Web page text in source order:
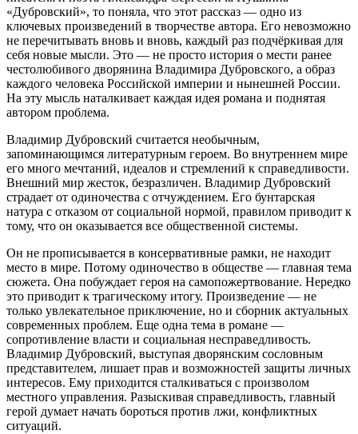
«Дубровский», то поняла, что этот рассказ — одно из
ключевых произведений в творчестве автора. Его невозможно
не перечитывать вновь и вновь, каждый раз подчёркивая для
себя новые мысли. Это — не просто история о мести ранее
честолюбивого дворянина Владимира Дубровского, а образ
каждого человека Российской империи и нынешней России.
На эту мысль наталкивает каждая идея романа и поднятая
автором проблема.
Владимир Дубровский считается необычным,
запоминающимся литературным героем. Во внутреннем мире
его много мечтаний, идеалов и стремлений к справедливости.
Внешний мир жесток, безразличен. Владимир Дубровский
страдает от одиночества с отчуждением. Его бунтарская
натура с отказом от социальной нормой, правилом приводит к
тому, что он оказывается все общественной системы.
Он не прописывается в консервативные рамки, не находит
место в мире. Потому одиночество в обществе — главная тема
сюжета. Она побуждает героя на самопожертвование. Нередко
это приводит к трагическому итогу. Произведение — не
только увлекательное приключение, но и сборник актуальных
современных проблем. Еще одна тема в романе —
сопротивление власти и социальная несправедливость.
Владимир Дубровский, выступая дворянским сословным
представителем, лишает прав и возможностей защиты личных
интересов. Ему приходится сталкиваться с произволом
местного управления. Разыскивая справедливость, главный
герой думает начать бороться против лжи, конфликтных
ситуаций.